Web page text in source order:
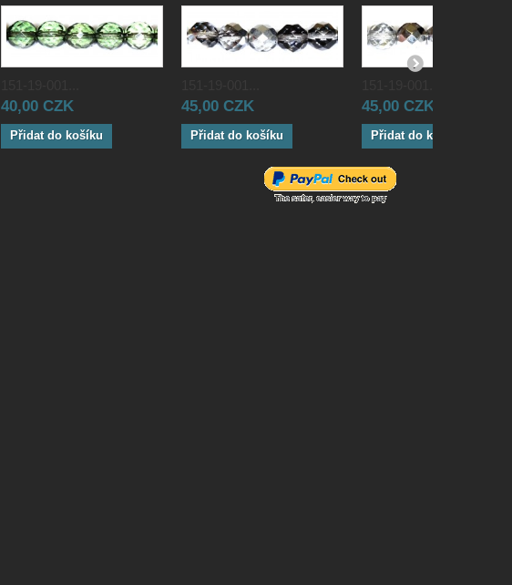
40,00 CZK
Přidat do košíku
45,00 CZK
Přidat do košíku
45,00 CZK
Přidat do košíku